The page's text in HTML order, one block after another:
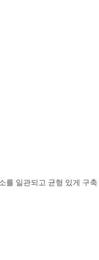
를 일관되고 균형 있게 구축